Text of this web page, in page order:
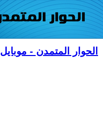
الحوار المتمدن - موبايل